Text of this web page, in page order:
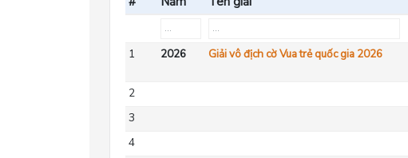
1 2026 Giải vô địch cờ Vua trẻ quốc gia 2026
2
3
4